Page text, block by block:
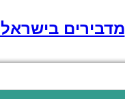
מדבירים בישראל